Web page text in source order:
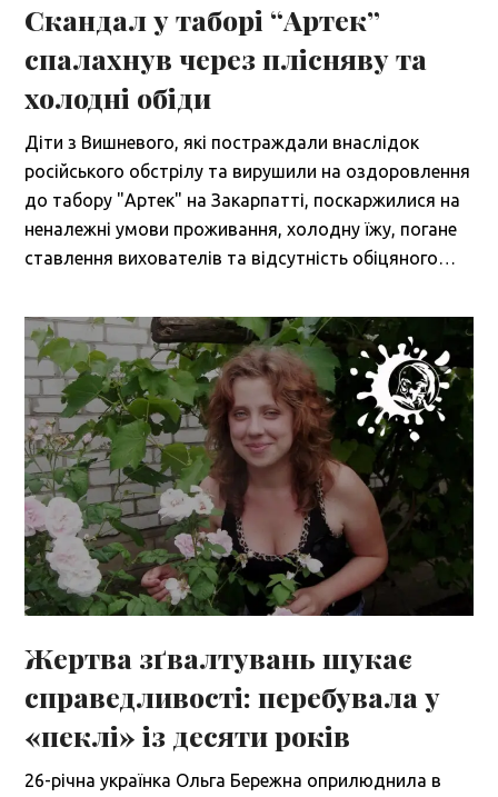
Скандал у таборі “Артек”
спалахнув через плісняву та
холодні обіди
Діти з Вишневого, які постраждали внаслідок
російського обстрілу та вирушили на оздоровлення
до табору "Артек" на Закарпатті, поскаржилися на
неналежні умови проживання, холодну їжу, погане
ставлення вихователів та відсутність обіцяного…
Жертва зґвалтувань шукає
справедливості: перебувала у
«пеклі» із десяти років
26-річна українка Ольга Бережна оприлюднила в